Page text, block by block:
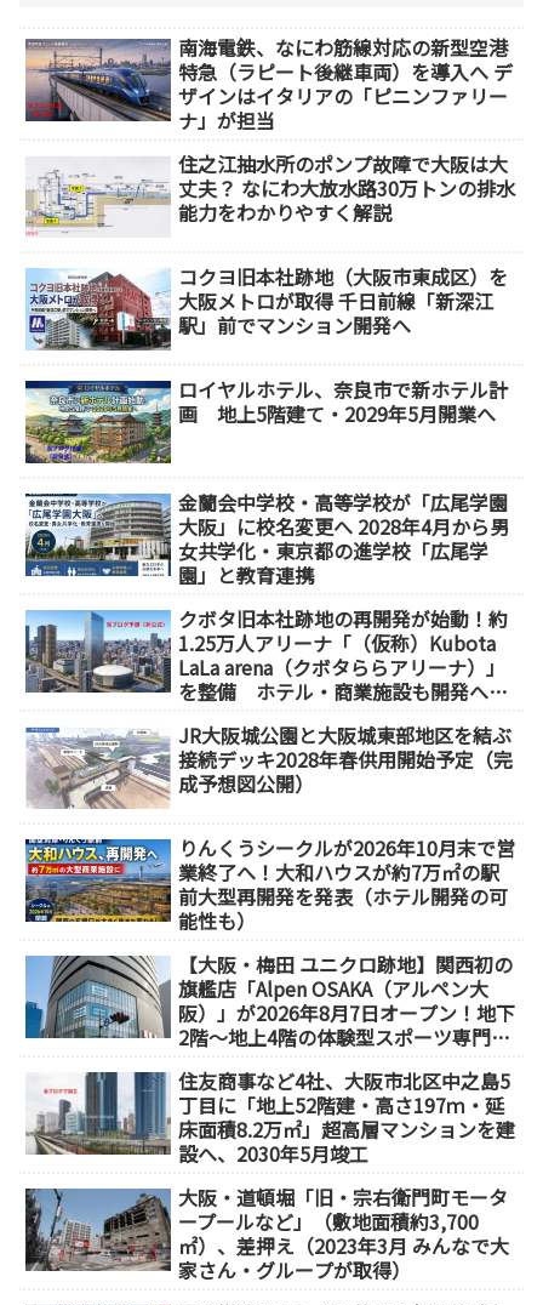
南海電鉄、なにわ筋線対応の新型空港
特急（ラピート後継車両）を導入へ デ
ザインはイタリアの「ピニンファリー
ナ」が担当
住之江抽水所のポンプ故障で大阪は大
丈夫？ なにわ大放水路30万トンの排水
能力をわかりやすく解説
コクヨ旧本社跡地（大阪市東成区）を
大阪メトロが取得 千日前線「新深江
駅」前でマンション開発へ
ロイヤルホテル、奈良市で新ホテル計
画 地上5階建て・2029年5月開業へ
金蘭会中学校・高等学校が「広尾学園
大阪」に校名変更へ 2028年4月から男
女共学化・東京都の進学校「広尾学
園」と教育連携
クボタ旧本社跡地の再開発が始動！約
1.25万人アリーナ「（仮称）Kubota
LaLa arena（クボタららアリーナ）」
を整備 ホテル・商業施設も開発へ
JR大阪城公園と大阪城東部地区を結ぶ
接続デッキ2028年春供用開始予定（完
成予想図公開）
りんくうシークルが2026年10月末で営
業終了へ！大和ハウスが約7万㎡の駅
前大型再開発を発表（ホテル開発の可
能性も）
【大阪・梅田 ユニクロ跡地】関西初の
旗艦店「Alpen OSAKA（アルペン大
阪）」が2026年8月7日オープン！地下
2階～地上4階の体験型スポーツ専門店
住友商事など4社、大阪市北区中之島5
丁目に「地上52階建・高さ197ｍ・延
床面積8.2万㎡」超高層マンションを建
設へ、2030年5月竣工
大阪・道頓堀「旧・宗右衛門町モータ
ープールなど」（敷地面積約3,700
㎡）、差押え（2023年3月 みんなで大
家さん・グループが取得）